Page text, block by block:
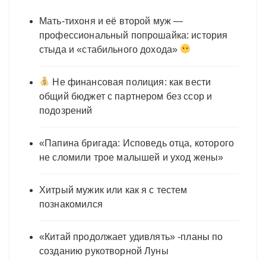
Мать-тихоня и её второй муж —
профессиональный попрошайка: история
стыда и «стабильного дохода»
Не финансовая полиция: как вести
общий бюджет с партнером без ссор и
подозрений
«Папина бригада: Исповедь отца, которого
не сломили трое малышей и уход жены»
Хитрый мужик или как я с тестем
познакомился
«Китай продолжает удивлять» -планы по
созданию рукотворной Луны